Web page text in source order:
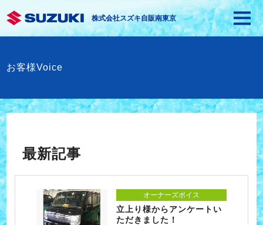
株式会社スズキ自販南東京
お客様Voice
最新記事
オーナーズボイス
立上り様からアンケートい
ただきました！